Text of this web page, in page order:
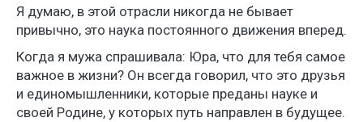
Я думаю, в этой отрасли никогда не бывает
привычно, это наука постоянного движения вперед.
Когда я мужа спрашивала: Юра, что для тебя самое
важное в жизни? Он всегда говорил, что это друзья
и единомышленники, которые преданы науке и
своей Родине, у которых путь направлен в будущее.